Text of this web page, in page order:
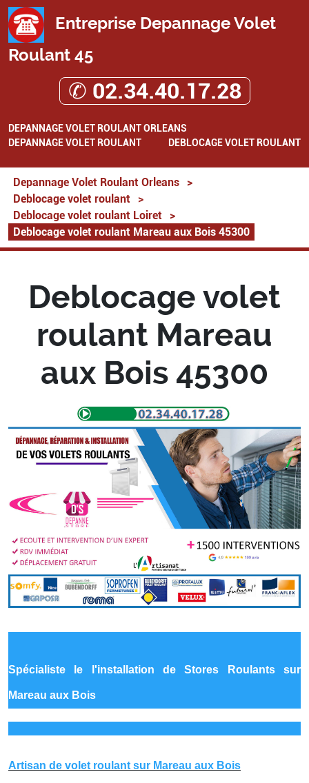
Entreprise Depannage Volet
Roulant 45
✆ 02.34.40.17.28
DEPANNAGE VOLET ROULANT ORLEANS
DEPANNAGE VOLET ROULANT
DEBLOCAGE VOLET ROULANT
Depannage Volet Roulant Orleans
>
Deblocage volet roulant
>
Deblocage volet roulant Loiret
>
Deblocage volet roulant Mareau aux Bois 45300
Deblocage volet
roulant Mareau
aux Bois 45300
Spécialiste le l'installation de Stores Roulants sur
Mareau aux Bois
Artisan de volet roulant sur Mareau aux Bois